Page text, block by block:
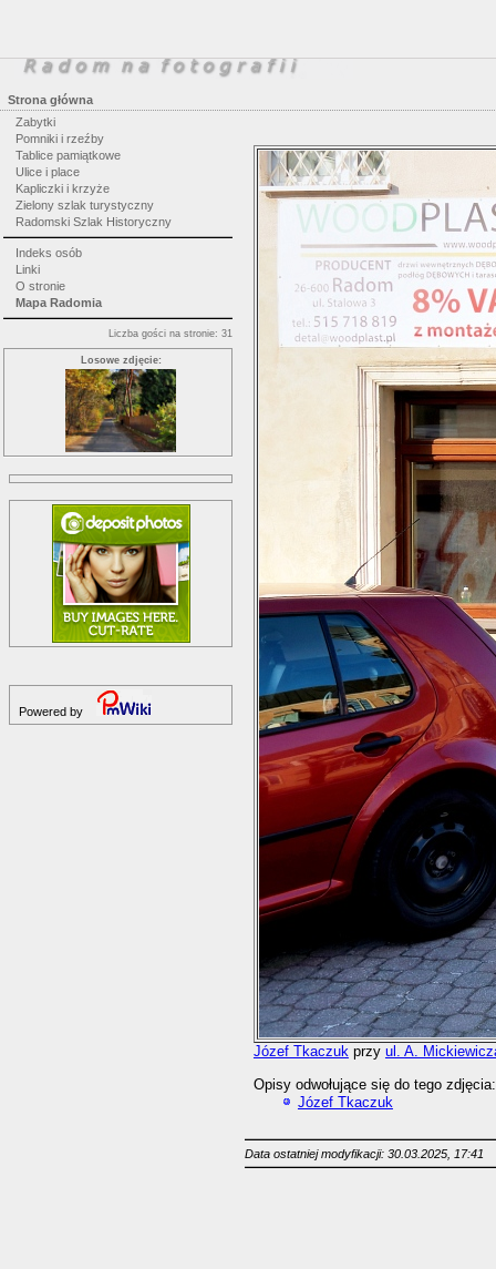
Strona główna
Zabytki
Pomniki i rzeźby
Tablice pamiątkowe
Ulice i place
Kapliczki i krzyże
Zielony szlak turystyczny
Radomski Szlak Historyczny
Indeks osób
Linki
O stronie
Mapa Radomia
Liczba gości na stronie: 31
Losowe zdjęcie:
Powered by
Józef Tkaczuk przy ul. A.
Opisy odwołujące się do tego zdjęcia:
Józef Tkaczuk
Data ostatniej modyfikacji: 30.03.2025, 17:41